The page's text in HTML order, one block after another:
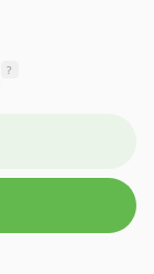
?